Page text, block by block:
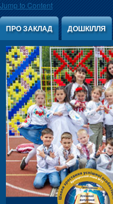
Jump to Content
ПРО ЗАКЛАД ДОШКІЛЛЯ